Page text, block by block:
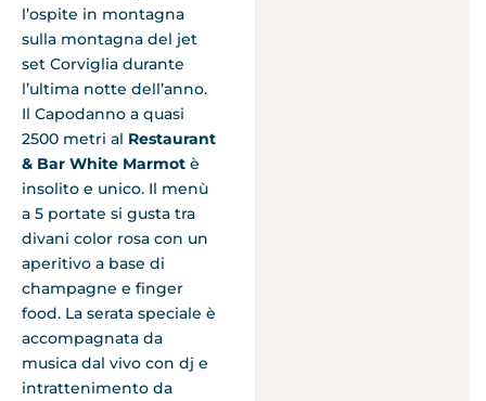
l’ospite in montagna
sulla montagna del jet
set Corviglia durante
l’ultima notte dell’anno.
Il Capodanno a quasi
2500 metri al Restaurant
& Bar White Marmot è
insolito e unico. Il menù
a 5 portate si gusta tra
divani color rosa con un
aperitivo a base di
champagne e finger
food. La serata speciale è
accompagnata da
musica dal vivo con dj e
intrattenimento da